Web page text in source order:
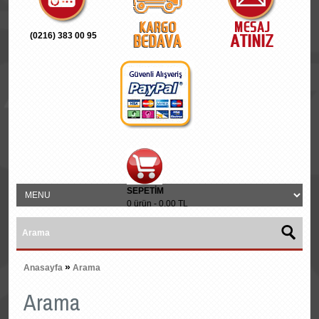
(0216) 383 00 95
SEPETIM
0 ürün - 0.00 TL
Anasayfa » Arama
Arama